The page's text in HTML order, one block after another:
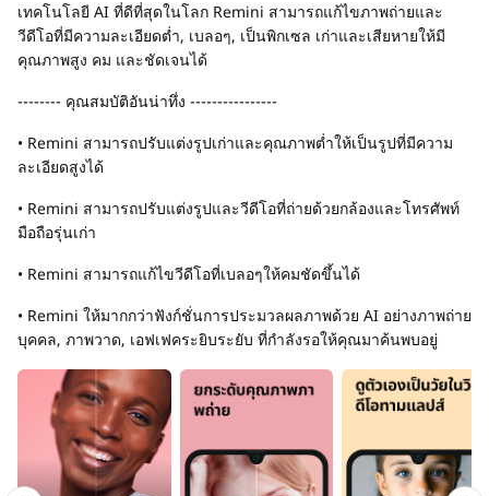
เทคโนโลยี AI ที่ดีที่สุดในโลก Remini สามารถแก้ไขภาพถ่ายและ
วีดีโอที่มีความละเอียดต่ำ, เบลอๆ, เป็นพิกเซล เก่าและเสียหายให้มี
คุณภาพสูง คม และชัดเจนได้
-------- คุณสมบัติอันน่าทึ่ง ----------------
• Remini สามารถปรับแต่งรูปเก่าและคุณภาพต่ำให้เป็นรูปที่มีความ
ละเอียดสูงได้
• Remini สามารถปรับแต่งรูปและวีดีโอที่ถ่ายด้วยกล้องและโทรศัพท์
มือถือรุ่นเก่า
• Remini สามารถแก้ไขวีดีโอที่เบลอๆให้คมชัดขึ้นได้
• Remini ให้มากกว่าฟังก์ชั่นการประมวลผลภาพด้วย AI อย่างภาพถ่าย
บุคคล, ภาพวาด, เอฟเฟคระยิบระยับ ที่กำลังรอให้คุณมาค้นพบอยู่